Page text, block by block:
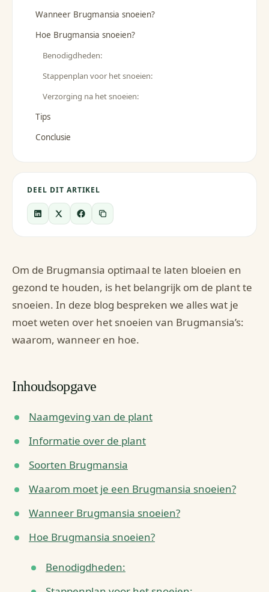
Wanneer Brugmansia snoeien?
Hoe Brugmansia snoeien?
Benodigdheden:
Stappenplan voor het snoeien:
Verzorging na het snoeien:
Tips
Conclusie
DEEL DIT ARTIKEL
Om de Brugmansia optimaal te laten bloeien en
gezond te houden, is het belangrijk om de plant te
snoeien. In deze blog bespreken we alles wat je
moet weten over het snoeien van Brugmansia’s:
waarom, wanneer en hoe.
Inhoudsopgave
Naamgeving van de plant
Informatie over de plant
Soorten Brugmansia
Waarom moet je een Brugmansia snoeien?
Wanneer Brugmansia snoeien?
Hoe Brugmansia snoeien?
Benodigdheden: